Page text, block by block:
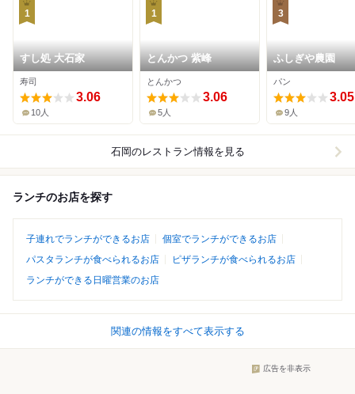
1
すし処 大石家
寿司
3.06
10人
1
とんかつ 紫峰
とんかつ
3.06
5人
3
ふしぎや農園
パン
3.05
9人
石岡のレストラン情報を見る
ランチのお店を探す
子連れでランチができるお店
個室でランチができるお店
パスタランチが食べられるお店
ピザランチが食べられるお店
ランチができる日曜営業のお店
関連の情報をすべて表示する
広告を非表示